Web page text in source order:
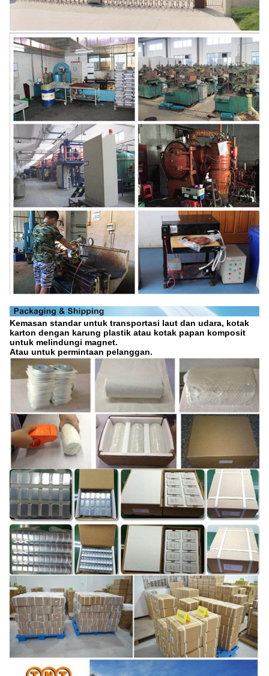
Kemasan standar untuk transportasi laut dan udara, kotak
karton dengan karung plastik atau kotak papan komposit
untuk melindungi magnet.
Atau untuk permintaan pelanggan.